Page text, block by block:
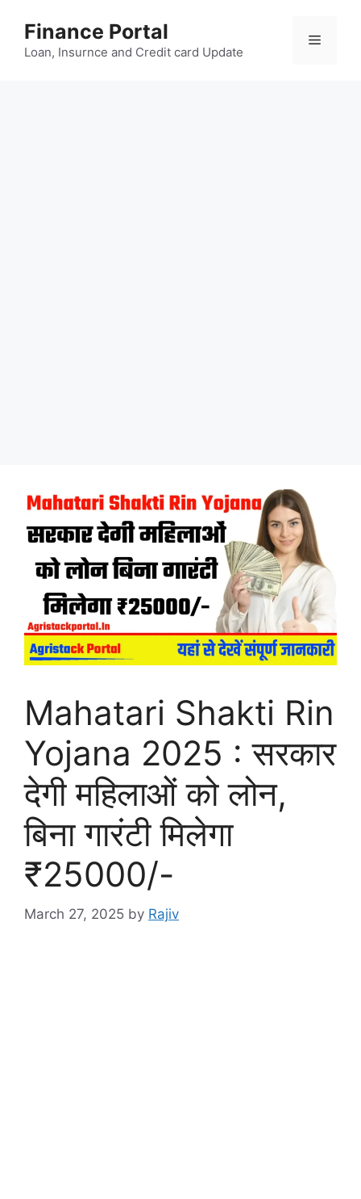
content
Finance Portal
Loan, Insurnce and Credit card Update
Menu
Mahatari Shakti Rin
Yojana 2025 : सरकार
देगी महिलाओं को लोन,
बिना गारंटी मिलेगा
₹25000/-
March 27, 2025 by Rajiv